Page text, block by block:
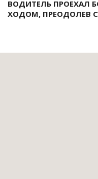
ВОДИТЕЛЬ ПРОЕХАЛ
ХОДОМ, ПРЕОДОЛЕВ